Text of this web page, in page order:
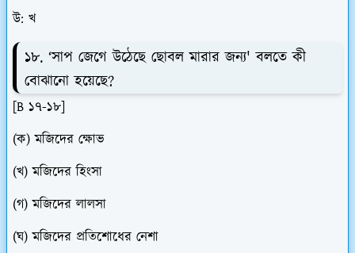
উ: খ
১৮. ‘সাপ জেগে উঠেছে ছোবল মারার জন্য' বলতে কী
বোঝানো হয়েছে?
[B ১৭-১৮]
(ক) মজিদের ক্ষোভ
(খ) মজিদের হিংসা
(গ) মজিদের লালসা
(ঘ) মজিদের প্রতিশোধের নেশা